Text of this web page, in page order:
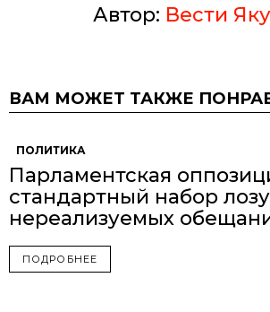
Автор: Вести
ВАМ МОЖЕТ ТАКЖЕ
ПОЛИТИКА
Парламентская
стандартный набор
нереализуемых
ПОДРОБНЕЕ